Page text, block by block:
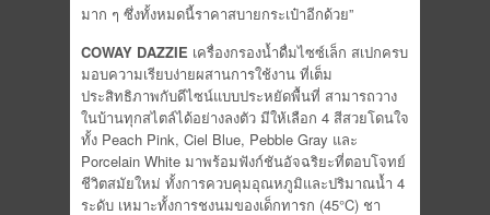
มาก ๆ ซึ่งทั้งหมดนี้ราคาสบายกระเป๋าอีกด้วย”
COWAY DAZZIE เครื่องกรองน้ำดื่มไซซ์เล็ก สเปกครบ
มอบความเรียบง่ายผสานการใช้งาน ที่เต็ม
ประสิทธิภาพกับดีไซน์แบบประหยัดพื้นที่ สามารถวาง
ในบ้านทุกสไตล์ได้อย่างลงตัว มีให้เลือก 4 สีสวยโดนใจ
ทั้ง Peach Pink, Ciel Blue, Pebble Gray และ
Porcelain White มาพร้อมฟังก์ชันอัจฉริยะที่ตอบโจทย์
ชีวิตสมัยใหม่ ทั้งการควบคุมอุณหภูมิและปริมาณน้ำ 4
ระดับ เหมาะทั้งการชงนมของเด็กทารก (45°C) ชา